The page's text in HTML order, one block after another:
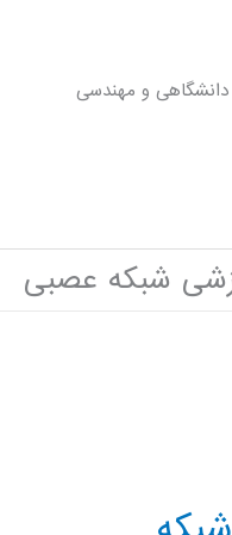
و مهندسی
شبکه عصبی